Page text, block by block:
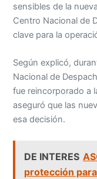
sensibles de la
Centro Nacional de
clave para la
Según explicó,
Nacional de
fue reincorporado a
aseguró que las
esa decisión.
DE INTERES
protección